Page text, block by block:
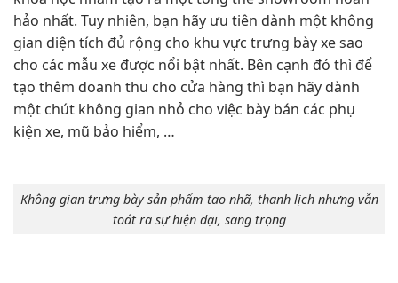
hảo nhất. Tuy nhiên, bạn hãy ưu tiên dành một không
gian diện tích đủ rộng cho khu vực trưng bày xe sao
cho các mẫu xe được nổi bật nhất. Bên cạnh đó thì để
tạo thêm doanh thu cho cửa hàng thì bạn hãy dành
một chút không gian nhỏ cho việc bày bán các phụ
kiện xe, mũ bảo hiểm, …
Không gian trưng bày sản phẩm tao nhã, thanh lịch nhưng vẫn
toát ra sự hiện đại, sang trọng